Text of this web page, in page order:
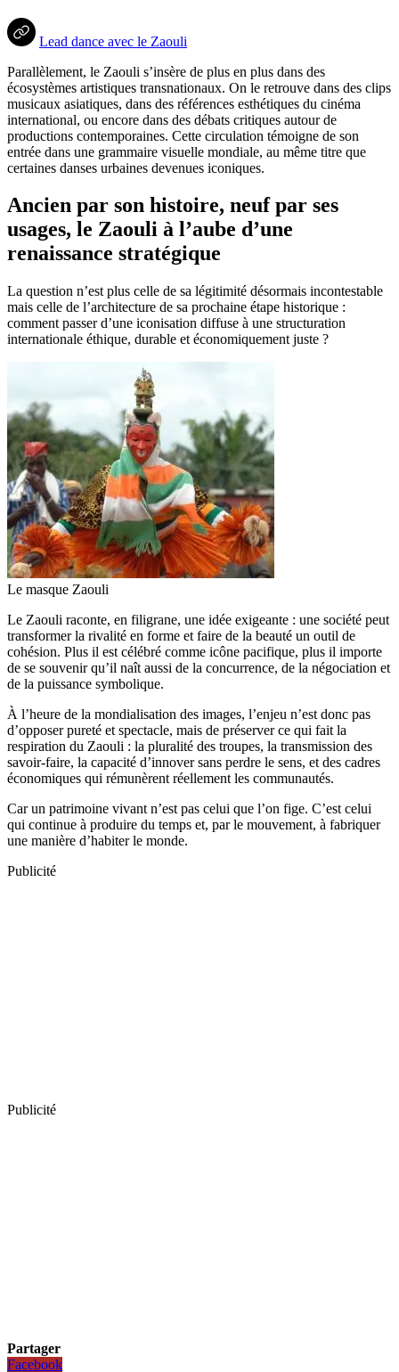
Lead dance avec le Zaouli
Parallèlement, le Zaouli s’insère de plus en plus dans des
écosystèmes artistiques transnationaux. On le retrouve dans des clips
musicaux asiatiques, dans des références esthétiques du cinéma
international, ou encore dans des débats critiques autour de
productions contemporaines. Cette circulation témoigne de son
entrée dans une grammaire visuelle mondiale, au même titre que
certaines danses urbaines devenues iconiques.
Ancien par son histoire, neuf par ses
usages, le Zaouli à l’aube d’une
renaissance stratégique
La question n’est plus celle de sa légitimité désormais incontestable
mais celle de l’architecture de sa prochaine étape historique :
comment passer d’une iconisation diffuse à une structuration
internationale éthique, durable et économiquement juste ?
Le masque Zaouli
Le Zaouli raconte, en filigrane, une idée exigeante : une société peut
transformer la rivalité en forme et faire de la beauté un outil de
cohésion. Plus il est célébré comme icône pacifique, plus il importe
de se souvenir qu’il naît aussi de la concurrence, de la négociation et
de la puissance symbolique.
À l’heure de la mondialisation des images, l’enjeu n’est donc pas
d’opposer pureté et spectacle, mais de préserver ce qui fait la
respiration du Zaouli : la pluralité des troupes, la transmission des
savoir-faire, la capacité d’innover sans perdre le sens, et des cadres
économiques qui rémunèrent réellement les communautés.
Car un patrimoine vivant n’est pas celui que l’on fige. C’est celui
qui continue à produire du temps et, par le mouvement, à fabriquer
une manière d’habiter le monde.
Publicité
Publicité
Partager
Facebook